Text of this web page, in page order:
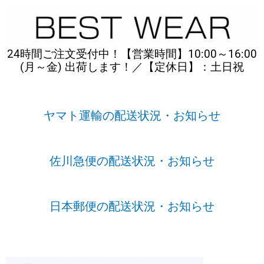
24時間ご注文受付中！【営業時間】10:00～16:00
(月～金) 出荷します！／【定休日】：土日祝
ヤマト運輸の配送状況・お知らせ
佐川急便の配送状況・お知らせ
日本郵便の配送状況・お知らせ